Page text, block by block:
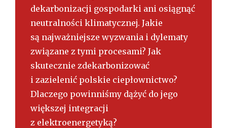
dekarbonizacji gospodarki ani osiągnąć
neutralności klimatycznej. Jakie
są najważniejsze wyzwania i dylematy
związane z tymi procesami? Jak
skutecznie zdekarbonizować
i zazielenić polskie ciepłownictwo?
Dlaczego powinniśmy dążyć do jego
większej integracji
z elektroenergetyką?